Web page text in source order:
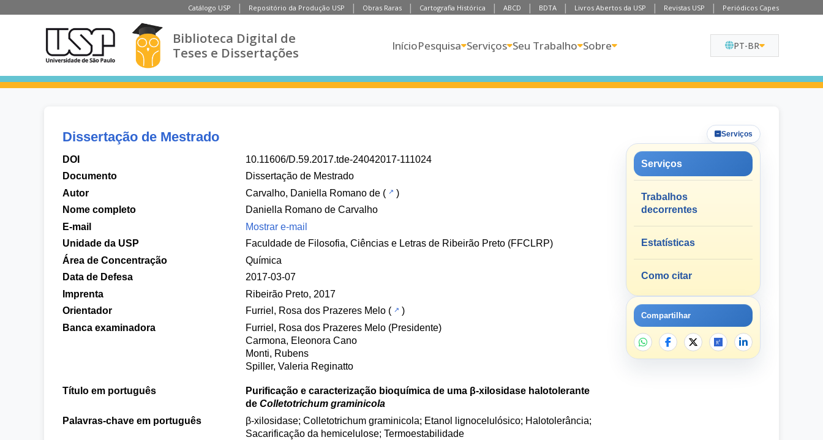
Catálogo USP Repositório da Produção USP Obras Raras Cartografia Histórica ABCD BDTA Livros Abertos da USP Revistas USP Periódicos Capes
Biblioteca Digital de
Teses e Dissertações
InícioPesquisa Serviços Seu Trabalho Sobre PT-BR
Dissertação de Mestrado
DOI
10.11606/D.59.2017.tde-24042017-111024
Documento
Dissertação de Mestrado
Autor
Carvalho, Daniella Romano de (
)
Nome completo
Daniella Romano de Carvalho
E-mail
Mostrar e-mail
Unidade da USP
Faculdade de Filosofia, Ciências e Letras de Ribeirão Preto (FFCLRP)
Área de Concentração
Química
Data de Defesa
2017-03-07
Imprenta
Ribeirão Preto, 2017
Orientador
Furriel, Rosa dos Prazeres Melo (
)
Banca examinadora
Furriel, Rosa dos Prazeres Melo (Presidente)
Carmona, Eleonora Cano
Monti, Rubens
Spiller, Valeria Reginatto
Título em português
Purificação e caracterização bioquímica de uma β-xilosidase halotolerante
de Colletotrichum graminicola
Palavras-chave em português
β-xilosidase; Colletotrichum graminicola; Etanol lignocelulósico; Halotolerância;
Sacarificação da hemicelulose; Termoestabilidade
Serviços
Serviços
Trabalhos
decorrentes
Estatísticas
Como citar
Compartilhar